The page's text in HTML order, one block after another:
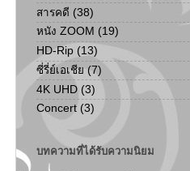
สารคดี (38)
หนัง ZOOM (19)
HD-Rip (13)
ซี่รี่ย์เอเชีย (7)
4K UHD (3)
Concert (3)
บทความที่ได้รับความนิยม